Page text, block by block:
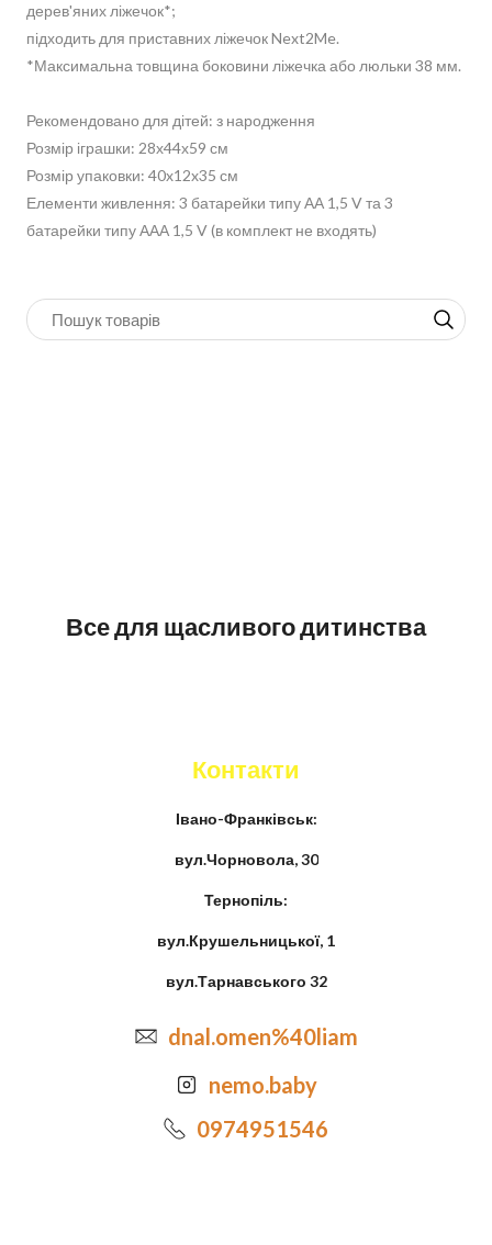
дерев'яних ліжечок*;
підходить для приставних ліжечок Next2Me.
*Максимальна товщина боковини ліжечка або люльки 38 мм.
Рекомендовано для дітей: з народження
Розмір іграшки: 28х44х59 см
Розмір упаковки: 40x12x35 см
Елементи живлення: 3 батарейки типу АА 1,5 V та 3
батарейки типу ААА 1,5 V (в комплект не входять)
Все для щасливого дитинства
Контакти
Івано-Франківськ:
вул.Чорновола, 30
Тернопіль:
вул.Крушельницької, 1
вул.Тарнавського 32
dnal.omen%40liam
nemo.baby
0974951546